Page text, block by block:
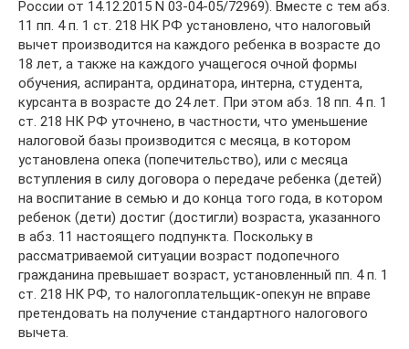
России от 14.12.2015 N 03-04-05/72969). Вместе с тем абз.
11 пп. 4 п. 1 ст. 218 НК РФ установлено, что налоговый
вычет производится на каждого ребенка в возрасте до
18 лет, а также на каждого учащегося очной формы
обучения, аспиранта, ординатора, интерна, студента,
курсанта в возрасте до 24 лет. При этом абз. 18 пп. 4 п. 1
ст. 218 НК РФ уточнено, в частности, что уменьшение
налоговой базы производится с месяца, в котором
установлена опека (попечительство), или с месяца
вступления в силу договора о передаче ребенка (детей)
на воспитание в семью и до конца того года, в котором
ребенок (дети) достиг (достигли) возраста, указанного
в абз. 11 настоящего подпункта. Поскольку в
рассматриваемой ситуации возраст подопечного
гражданина превышает возраст, установленный пп. 4 п. 1
ст. 218 НК РФ, то налогоплательщик-опекун не вправе
претендовать на получение стандартного налогового
вычета.